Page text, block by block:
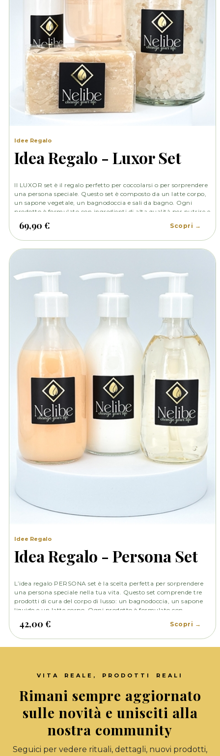
Idee Regalo
Idea Regalo - Luxor Set
Il LUXOR set è il regalo perfetto per coccolarsi o per sorprendere
una persona speciale. Questo set è composto da un latte corpo,
un sapone vegetale, un bagnodoccia e sali da bagno. Ogni
prodotto è formulato con ingredienti di alta qualità per nutrire e
idratare la pelle, lasciandola morbida, vellutata: Inoltre, il set è
arricchito con una fragranza irresistibile che renderà la tua pelle
profumata.
69,90 € Scopri →
Idee Regalo
Idea Regalo - Persona Set
L’idea regalo PERSONA set è la scelta perfetta per sorprendere
una persona speciale nella tua vita. Questo set comprende tre
prodotti di cura del corpo di lusso: un bagnodoccia, un sapone
liquido e un latte corpo. Ogni prodotto è formulato con
idratante per la pelle.
42,00 € Scopri →
VITA REALE, PRODOTTI REALI
Rimani sempre aggiornato
sulle novità e unisciti alla
nostra community
Seguici per vedere rituali, dettagli, nuovi prodotti,